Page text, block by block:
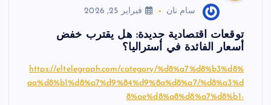
سام نان فبراير 25, 2026
توقعات اقتصادية جديدة: هل يقترب خفض
أسعار الفائدة في أستراليا؟
https://eltelegraph.com/category/%d8%a7%d8%b3%d8%
aa%d8%b1%d8%a7%d9%84%d9%8a%d8%a7/%d8%a3%d
8%ae%d8%a8%d8%a7%d8%b1-